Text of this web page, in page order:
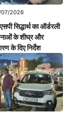
07/2026
सिद्धार्थ का ऑर्डरली
के शीघ्र और
के दिए निर्देश